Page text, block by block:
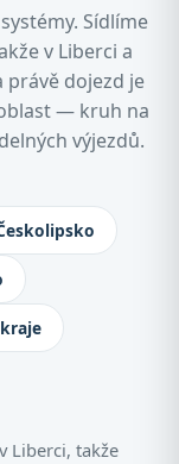
Sídlíme
v Liberci a
dojezd je
— kruh na
výjezdů.
Liberci, takže